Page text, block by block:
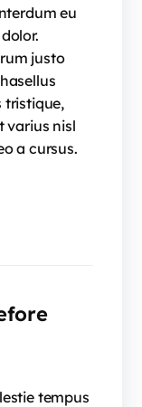
eu
justo
tristique,
varius nisl
a cursus.
tempus